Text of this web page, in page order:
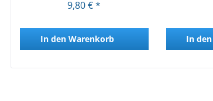
9,80 € *
In den Warenkorb In den